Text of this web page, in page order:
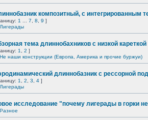
композитный, с интегрированным
1 7 8 9 ]
Лигерады
тема длиннобахников с низкой кареткой
1 2 ]
Не наши конструкции (Европа, Америка и прочие буржуи)
длиннобазник с рессорной
1 2 3 4 ]
Лигерады
исследование "почему лигерады в горки
Разное